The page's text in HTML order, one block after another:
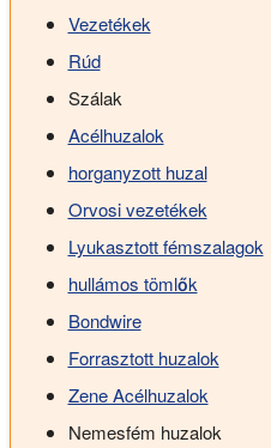
Vezetékek
Rúd
Szálak
Acélhuzalok
horganyzott huzal
Orvosi vezetékek
Lyukasztott fémszalagok
hullámos tömlők
Bondwire
Forrasztott huzalok
Zene Acélhuzalok
Nemesfém huzalok